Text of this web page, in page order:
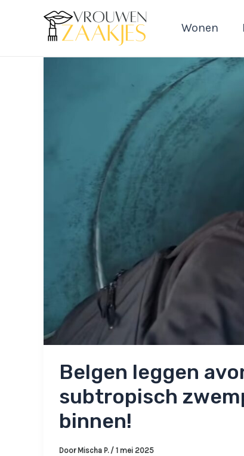
Wonen
Belgen leggen
subtropisch
binnen!
Door Mischa P. / 1 mei 2025